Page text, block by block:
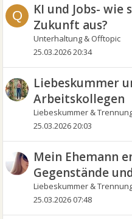
Q
KI und Jobs- wie
Zukunft aus?
Unterhaltung & Offtopic
25.03.2026 20:34
Liebeskummer
Arbeitskollegen
Liebeskummer &
25.03.2026 20:03
Mein Ehemann
Gegenstände
Liebeskummer &
25.03.2026 07:48